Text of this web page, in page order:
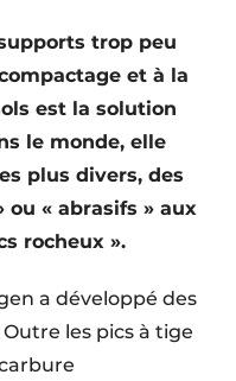
trop peu
et à la
est la solution
le monde, elle
plus divers, des
ou « abrasifs » aux
rocheux ».
a développé des
les pics à tige